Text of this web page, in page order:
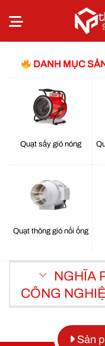
qua
DANH MỤC
Quạt trần công nghiệp
Quạt cắt gió
NGHĨA
CÔNG
Sản